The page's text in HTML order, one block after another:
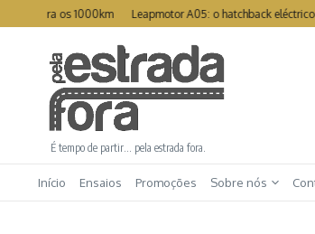
Ir para o conteúdo
os 1000km Leapmotor A05: o hatchback eléctrico
É tempo de partir… pela estrada fora.
Início Ensaios Promoções Sobre nós